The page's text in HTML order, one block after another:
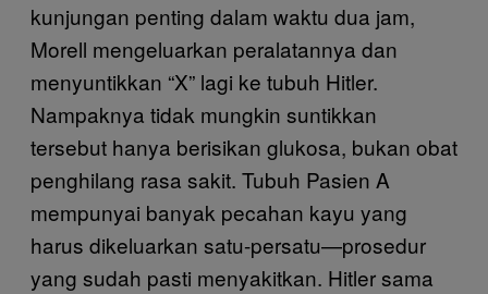
kunjungan penting dalam waktu dua jam,
Morell mengeluarkan peralatannya dan
menyuntikkan “X” lagi ke tubuh Hitler.
Nampaknya tidak mungkin suntikkan
tersebut hanya berisikan glukosa, bukan obat
penghilang rasa sakit. Tubuh Pasien A
mempunyai banyak pecahan kayu yang
harus dikeluarkan satu-persatu—prosedur
yang sudah pasti menyakitkan. Hitler sama